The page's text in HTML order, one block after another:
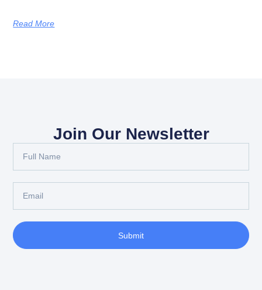
Read More
Join Our Newsletter
Submit